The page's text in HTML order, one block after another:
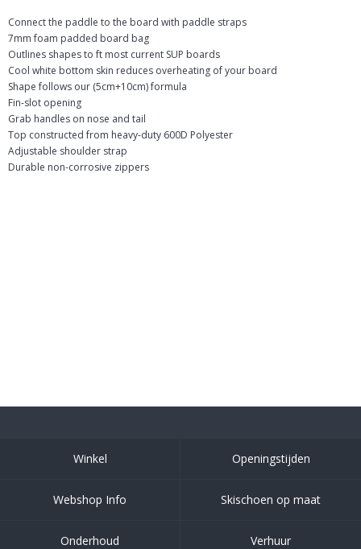
Connect the paddle to the board with paddle straps
7mm foam padded board bag
Outlines shapes to ft most current SUP boards
Cool white bottom skin reduces overheating of your board
Shape follows our (5cm+10cm) formula
Fin-slot opening
Grab handles on nose and tail
Top constructed from heavy-duty 600D Polyester
Adjustable shoulder strap
Durable non-corrosive zippers
Winkel Openingstijden
Webshop Info Skischoen op maat
Onderhoud Verhuur